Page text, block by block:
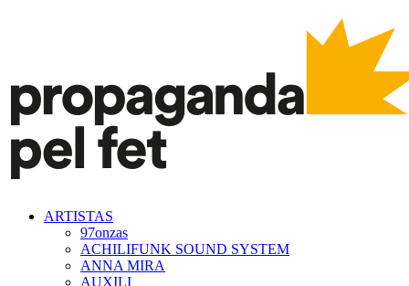
ARTISTAS
97onzas
ACHILIFUNK SOUND SYSTEM
ANNA MIRA
AUXILI